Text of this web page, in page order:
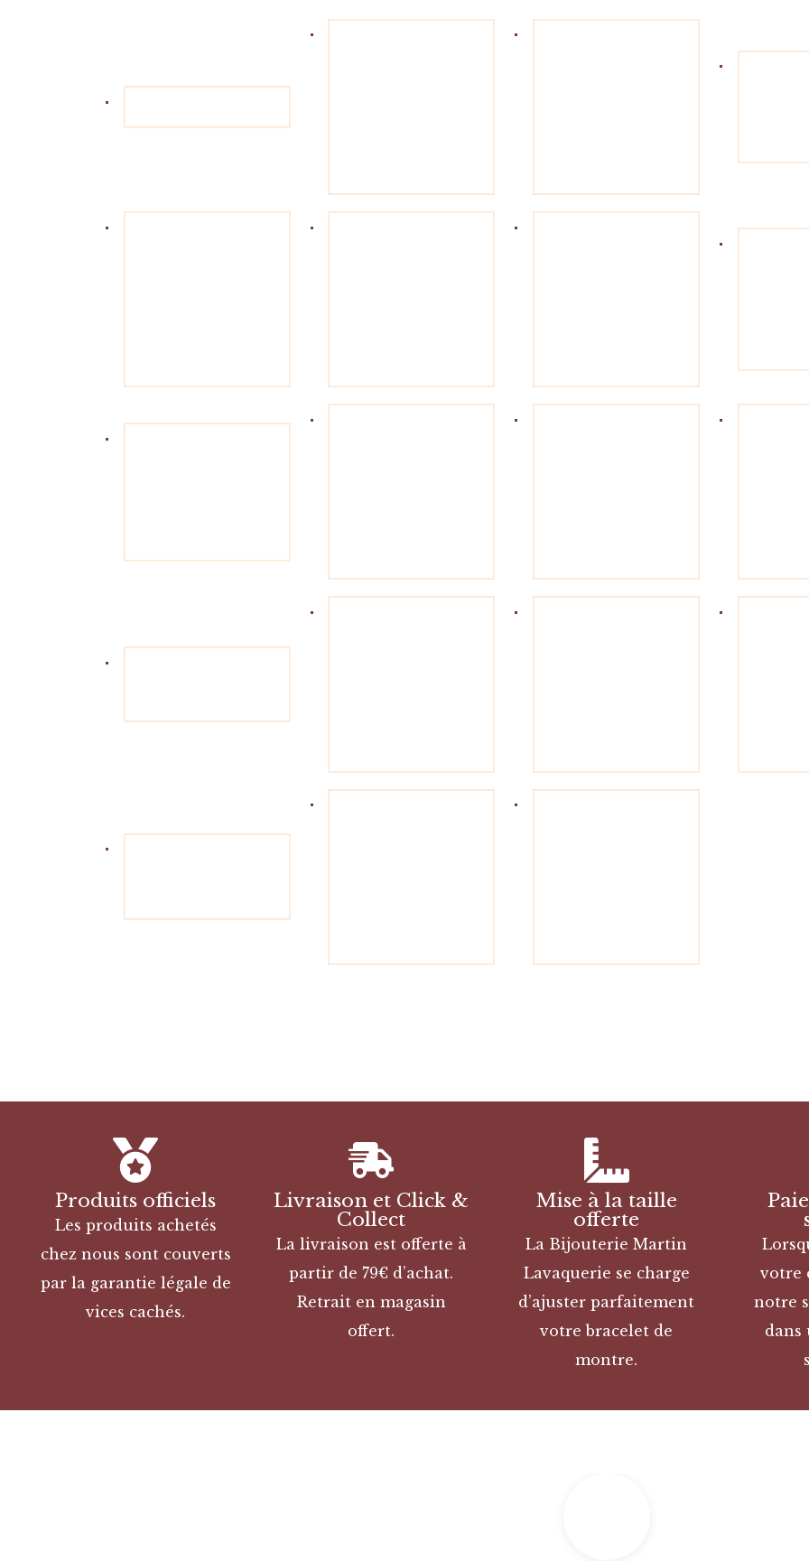
Produits officiels
Les produits achetés
chez nous sont couverts
par la garantie légale de
vices cachés.
Livraison et Click &
Collect
La livraison est offerte à
partir de 79€ d’achat.
Retrait en magasin
offert.
Mise à la taille
offerte
La Bijouterie Martin
Lavaquerie se charge
d’ajuster parfaitement
votre bracelet de
montre.
votre
notre
dans